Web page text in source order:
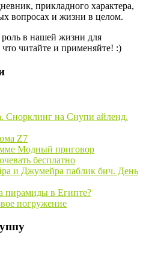
прикладного характера,
вопросах и жизни в целом.
в нашей жизни для
читайте и применяйте! :)
Снорклинг на Снупи айленд.
Z7
Модный приговор
бесплатно
и Джумейра паблик бич. День
пирамиды в Египте?
погружение